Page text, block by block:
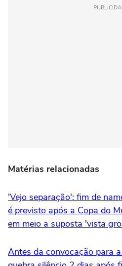
Matérias relacionadas
'Vejo separação': fim de
é previsto após a Copa do
em meio a suposta 'vista
Antes da convocação para